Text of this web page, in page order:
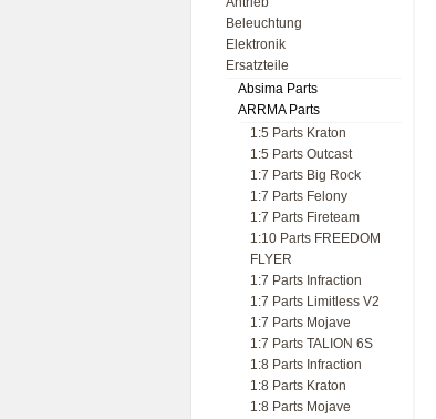
Beleuchtung
Elektronik
Ersatzteile
Absima Parts
ARRMA Parts
1:5 Parts Kraton
1:5 Parts Outcast
1:7 Parts Big Rock
1:7 Parts Felony
1:7 Parts Fireteam
1:10 Parts FREEDOM
FLYER
1:7 Parts Infraction
1:7 Parts Limitless V2
1:7 Parts Mojave
1:7 Parts TALION 6S
1:8 Parts Infraction
1:8 Parts Kraton
1:8 Parts Mojave